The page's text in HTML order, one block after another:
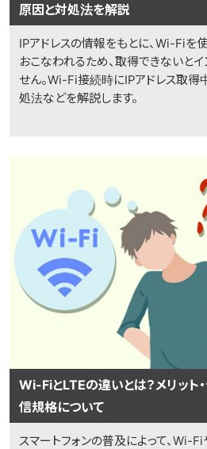
原因と対処法を解説
IPアドレスの情報をもとに、Wi-Fiを
おこなわれるため、取得できないと
せん。Wi-Fi接続時にIPアドレス取
処法などを解説します。
Wi-FiとLTEの違いとは？メリット
信規格について
スマートフォンの普及によって、Wi-